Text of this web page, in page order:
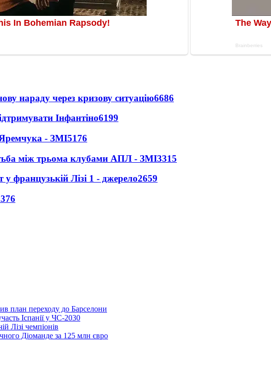
нараду через кризову ситуацію6686
Інфантіно6199
- ЗМІ5176
між трьома клубами АПЛ - ЗМІ3315
французькій Лізі 1 - джерело2659
план переходу до Барселони
Іспанії у ЧС-2030
Лізі чемпіонів
Діоманде за 125 млн євро